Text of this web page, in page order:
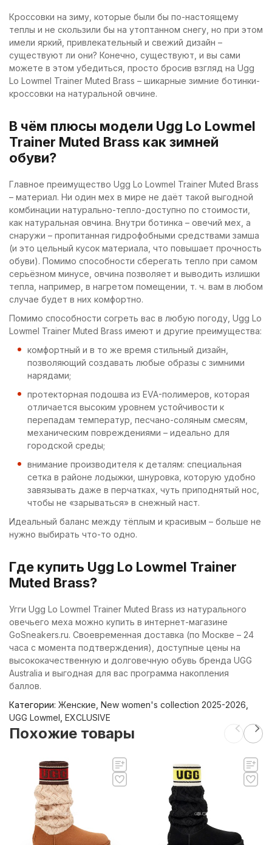
Кроссовки на зиму, которые были бы по-настоящему
теплы и не скользили бы на утоптанном снегу, но при этом
имели яркий, привлекательный и свежий дизайн –
существуют ли они? Конечно, существуют, и вы сами
можете в этом убедиться, просто бросив взгляд на Ugg
Lo Lowmel Trainer Muted Brass – шикарные зимние ботинки-
кроссовки на натуральной овчине.
В чём плюсы модели Ugg Lo Lowmel
Trainer Muted Brass как зимней
обуви?
Главное преимущество Ugg Lo Lowmel Trainer Muted Brass
– материал. Ни один мех в мире не даёт такой выгодной
комбинации натурально-тепло-доступно по стоимости,
как натуральная овчина. Внутри ботинка – овечий мех, а
снаружи – пропитанная гидрофобными средствами замша
(и это цельный кусок материала, что повышает прочность
обуви). Помимо способности сберегать тепло при самом
серьёзном минусе, овчина позволяет и выводить излишки
тепла, например, в нагретом помещении, т. ч. вам в любом
случае будет в них комфортно.
Помимо способности согреть вас в любую погоду, Ugg Lo
Lowmel Trainer Muted Brass имеют и другие преимущества:
комфортный и в то же время стильный дизайн,
позволяющий создавать любые образы с зимними
нарядами;
протекторная подошва из EVA-полимеров, которая
отличается высоким уровнем устойчивости к
перепадам температур, песчано-соляным смесям,
механическим повреждениями – идеально для
городской среды;
внимание производителя к деталям: специальная
сетка в районе лодыжки, шнуровка, которую удобно
завязывать даже в перчатках, чуть приподнятый нос,
чтобы не «зарываться» в снежный наст.
Идеальный баланс между тёплым и красивым – больше не
нужно выбирать что-то одно.
Где купить Ugg Lo Lowmel Trainer
Muted Brass?
Угги Ugg Lo Lowmel Trainer Muted Brass из натурального
овечьего меха можно купить в интернет-магазине
GoSneakers.ru. Своевременная доставка (по Москве – 24
часа с момента подтверждения), доступные цены на
высококачественную и долговечную обувь бренда UGG
Australia и выгодная для вас программа накопления
баллов.
Категории: Женские New women's collection 2025-2026
UGG Lowmel EXCLUSIVE
Похожие товары